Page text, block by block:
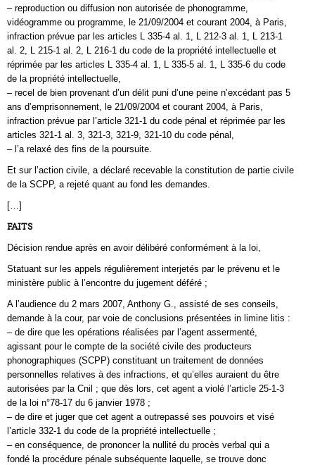
– reproduction ou diffusion non autorisée de phonogramme,
vidéogramme ou programme, le 21/09/2004 et courant 2004, à Paris,
infraction prévue par les articles L 335-4 al. 1, L 212-3 al. 1, L 213-1
al. 2, L 215-1 al. 2, L 216-1 du code de la propriété intellectuelle et
réprimée par les articles L 335-4 al. 1, L 335-5 al. 1, L 335-6 du code
de la propriété intellectuelle,
– recel de bien provenant d’un délit puni d’une peine n’excédant pas 5
ans d’emprisonnement, le 21/09/2004 et courant 2004, à Paris,
infraction prévue par l’article 321-1 du code pénal et réprimée par les
articles 321-1 al. 3, 321-3, 321-9, 321-10 du code pénal,
– l’a relaxé des fins de la poursuite.
Et sur l’action civile, a déclaré recevable la constitution de partie civile
de la SCPP, a rejeté quant au fond les demandes.
[…]
FAITS
Décision rendue après en avoir délibéré conformément à la loi,
Statuant sur les appels régulièrement interjetés par le prévenu et le
ministère public à l’encontre du jugement déféré ;
A l’audience du 2 mars 2007, Anthony G., assisté de ses conseils,
demande à la cour, par voie de conclusions présentées in limine litis :
– de dire que les opérations réalisées par l’agent assermenté,
agissant pour le compte de la société civile des producteurs
phonographiques (SCPP) constituant un traitement de données
personnelles relatives à des infractions, et qu’elles auraient du être
autorisées par la Cnil ; que dès lors, cet agent a violé l’article 25-1-3
de la loi n°78-17 du 6 janvier 1978 ;
– de dire et juger que cet agent a outrepassé ses pouvoirs et visé
l’article 332-1 du code de la propriété intellectuelle ;
– en conséquence, de prononcer la nullité du procès verbal qui a
fondé la procédure pénale subséquente laquelle, se trouve donc